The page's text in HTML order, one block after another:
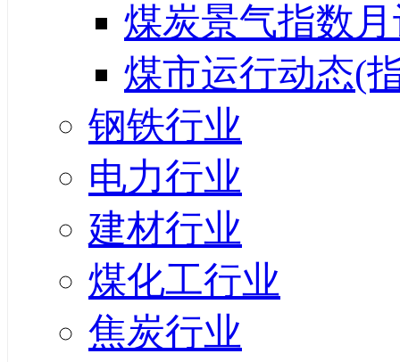
煤炭景气指数
煤市运行动态(
钢铁行业
电力行业
建材行业
煤化工行业
焦炭行业